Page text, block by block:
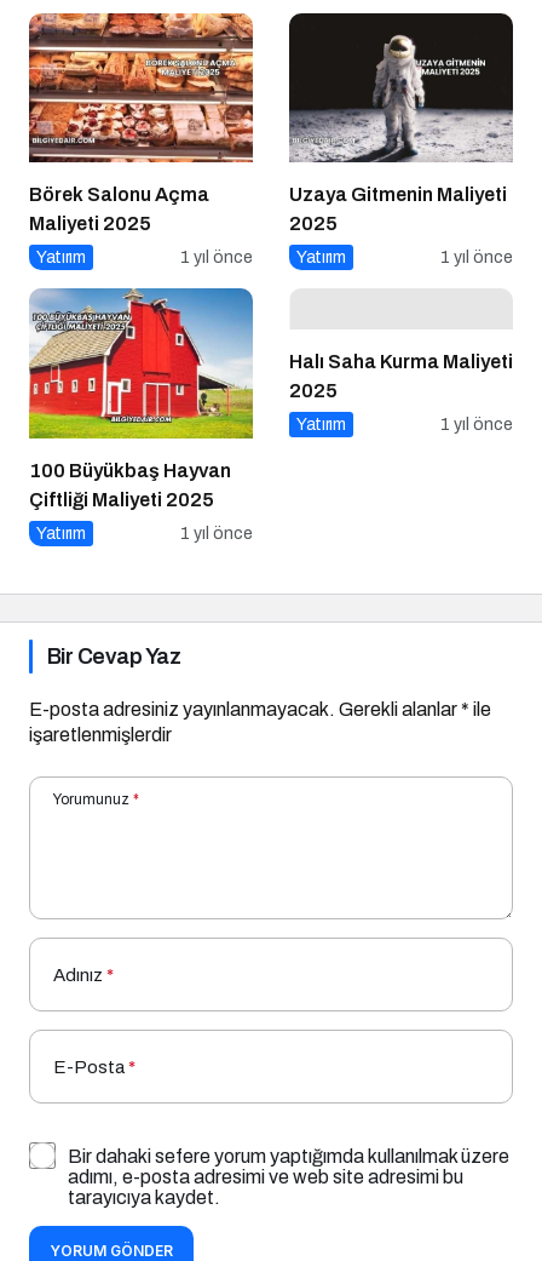
Börek Salonu Açma
Maliyeti 2025
Yatırım 1 yıl önce
Uzaya Gitmenin Maliyeti
2025
Yatırım 1 yıl önce
100 Büyükbaş Hayvan
Çiftliği Maliyeti 2025
Yatırım 1 yıl önce
Halı Saha Kurma Maliyeti
2025
Yatırım 1 yıl önce
Bir Cevap Yaz
E-posta adresiniz yayınlanmayacak. Gerekli alanlar* ile
işaretlenmişlerdir
Yorumunuz *
Adınız *
E-Posta*
Bir dahaki sefere yorum yaptığımda kullanılmak üzere
adımı, e-posta adresimi ve web site adresimi bu
tarayıcıya kaydet.
YORUM GÖNDER